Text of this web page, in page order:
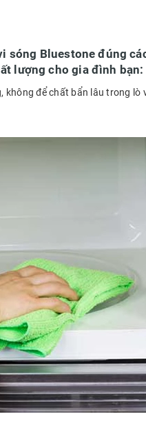
sóng Bluestone đúng
lượng cho gia đình bạn:
không để chất bẩn lâu trong lò